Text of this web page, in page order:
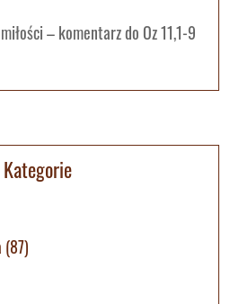
– komentarz do Oz 11,1-9
Kategorie
(87)